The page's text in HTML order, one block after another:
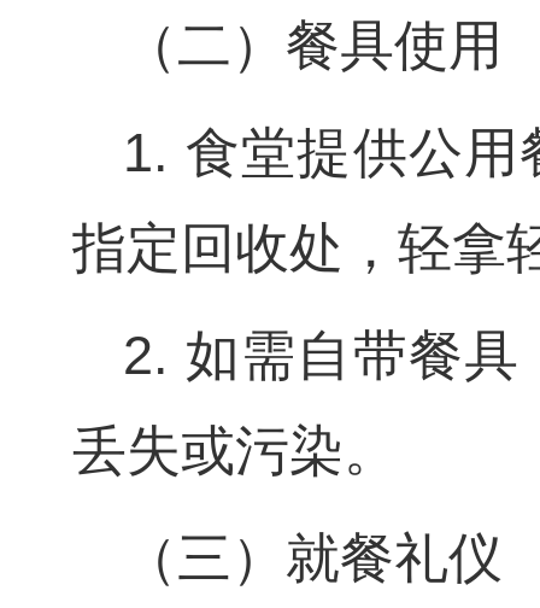
（二）餐具使用
1. 食堂提供公
指定回收处，轻拿
2. 如需自带餐
丢失或污染。
（三）就餐礼仪